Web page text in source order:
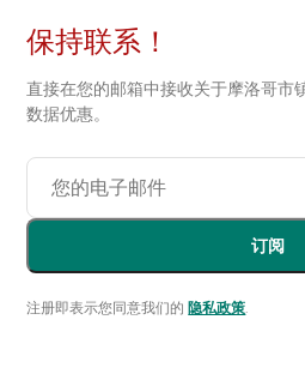
保持联系！
直接在您的邮箱中接收关于摩洛哥市
数据优惠。
订阅
注册即表示您同意我们的 隐私政策.